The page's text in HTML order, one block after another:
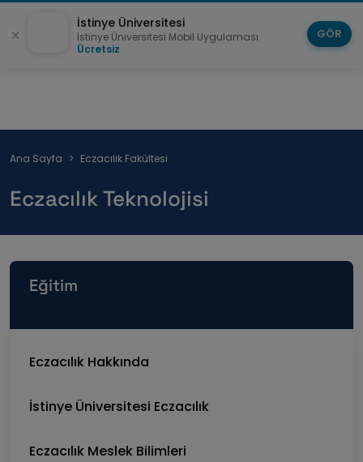
Sayfa
Ana Sayfa Eczacılık Fakültesi
Eczacılık Teknolojisi
Eğitim
Eczacılık Hakkında
İstinye Üniversitesi Eczacılık
Eczacılık Meslek Bilimleri
İstinye Üniversitesi
İstinye Üniversitesi Mobil Uygulaması
Ücretsiz
GÖR